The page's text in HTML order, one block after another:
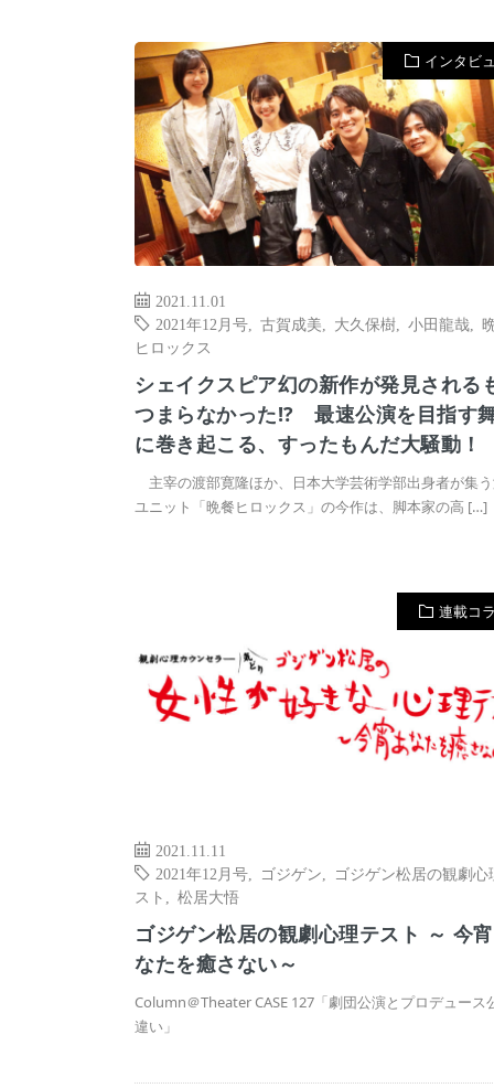
インタビ
2021.11.01
2021年12月号
古賀成美 大久保樹 小田龍哉
ヒロックス
シェイクスピア幻の新作が発見される
つまらなかった!? 最速公演を目指す
に巻き起こる、すったもんだ大騒動！
主宰の渡部寛隆ほか、日本大学芸術学部出身者が集
ユニット「晩餐ヒロックス」の今作は、脚本家の高 […]
連載コ
2021.11.11
2021年12月号
ゴジゲン
ゴジゲン松居の観劇心
スト
松居大悟
ゴジゲン松居の観劇心理テスト ～ 今
なたを癒さない～
Column＠Theater CASE 127「劇団公演とプロデュース
違い」